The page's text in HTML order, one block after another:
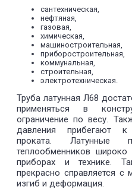
сантехническая,
нефтяная,
газовая,
химическая,
машиностроительная,
приборостроительная,
коммунальная,
строительная,
электротехническая.
Труба латунная Л68
применяться в
ограничение по весу.
давления прибегают к
проката. Латунные
теплообменников
приборах и технике.
прекрасно справляется с
изгиб и деформация.